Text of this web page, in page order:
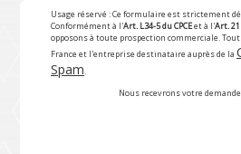
Usage réservé : Ce formulaire est strictement
Conformément à l'Art. L34-5 du CPCEet à l'Art. 21
opposons à toute prospection commerciale. Tout
France et l'entreprise destinataire auprès de la
Spam.
Nous recevrons votre